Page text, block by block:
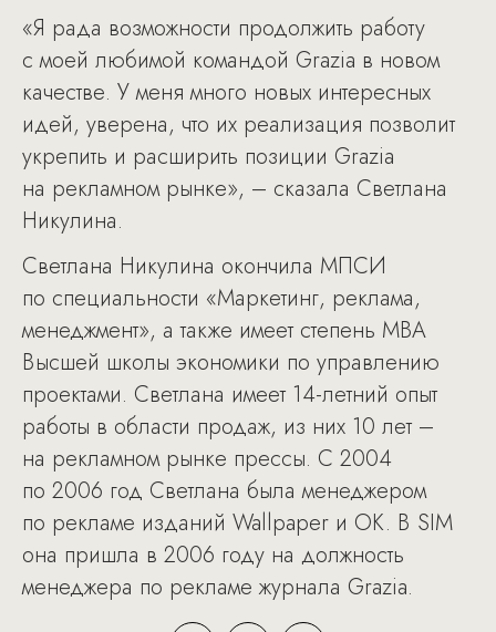
«Я рада возможности продолжить работу
с моей любимой командой Grazia в новом
качестве. У меня много новых интересных
идей, уверена, что их реализация позволит
укрепить и расширить позиции Grazia
на рекламном рынке», – сказала Светлана
Никулина.
Светлана Никулина окончила МПСИ
по специальности «Маркетинг, реклама,
менеджмент», а также имеет степень MBA
Высшей школы экономики по управлению
проектами. Светлана имеет 14-летний опыт
работы в области продаж, из них 10 лет –
на рекламном рынке прессы. С 2004
по 2006 год Светлана была менеджером
по рекламе изданий Wallpaper и ОК. В SIM
она пришла в 2006 году на должность
менеджера по рекламе журнала Grazia.